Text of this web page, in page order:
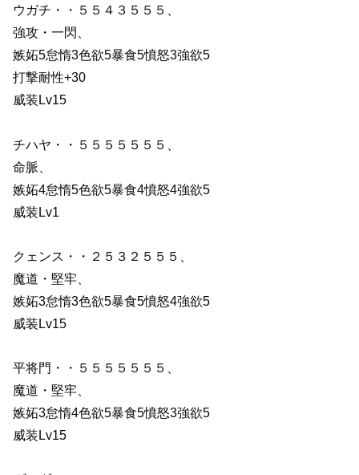
ウガチ・・５５４３５５５、
強攻・一閃、
嫉妬5怠惰3色欲5暴食5憤怒3強欲5
打撃耐性+30
威装Lv15
チハヤ・・５５５５５５５、
命脈、
嫉妬4怠惰5色欲5暴食4憤怒4強欲5
威装Lv1
クェンス・・２５３２５５５、
魔道・堅牢、
嫉妬3怠惰3色欲5暴食5憤怒4強欲5
威装Lv15
平将門・・５５５５５５５、
魔道・堅牢、
嫉妬3怠惰4色欲5暴食5憤怒3強欲5
威装Lv15